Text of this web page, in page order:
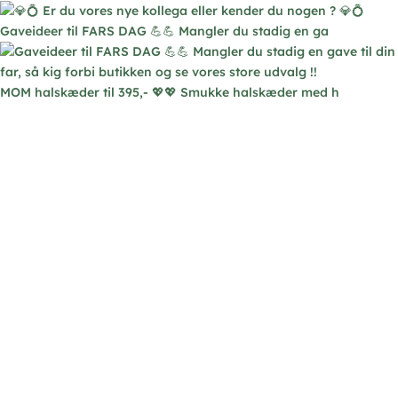
Gaveideer til FARS DAG 💪💪 Mangler du stadig en ga
MOM halskæder til 395,- 💖💖 Smukke halskæder med h